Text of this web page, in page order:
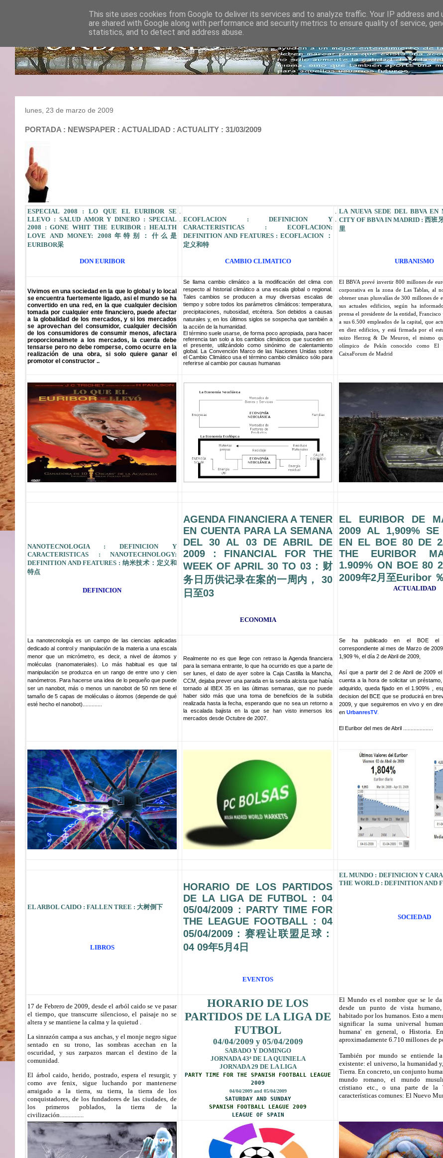
lunes, 23 de marzo de 2009
PORTADA : NEWSPAPER : ACTUALIDAD : ACTUALITY : 31/03/2009
ESPECIAL 2008 : LO QUE EL EURIBOR SE
LLEVO : SALUD AMOR Y DINERO : SPECIAL
2008 : GONE WHIT THE EURIBOR : HEALTH
LOVE AND MONEY: 2008年特别：什么是
EURIBOR采
DON EURIBOR
.
. ECOFLACION : DEFINICION Y
CARACTERISTICAS : ECOFLACION:
DEFINITION AND FEATURES : ECOFLACION ：
定义和特
CAMBIO CLIMATICO
.
.
LA NUEVA SEDE DEL BBVA EN
CITY OF BBVA IN MADRID : 西班
里
URBANISMO
Vivimos en una sociedad en la que lo global y lo local
se encuentra fuertemente ligado, asi el mundo se ha
convertido en una red, en la que cualquier decision
tomada por cualquier ente financiero, puede afectar
a la globalidad de los mercados, y si los mercados
se aprovechan del consumidor, cualquier decisión
de los consumidores de consumir menos, afectara
proporcionalmete a los mercados, la cuerda debe
tensarse pero no debe romperse, como ocurre en la
realización de una obra, si solo quiere ganar el
promotor el constructor ..
Se llama cambio climático a la modificación del clima con
respecto al historial climático a una escala global o regional.
Tales cambios se producen a muy diversas escalas de
tiempo y sobre todos los parámetros climáticos: temperatura,
precipitaciones, nubosidad, etcétera. Son debidos a causas
naturales y, en los últimos siglos se sospecha que también a
la acción de la humanidad.
El término suele usarse, de forma poco apropiada, para hacer
referencia tan solo a los cambios climáticos que suceden en
el presente, utilizándolo como sinónimo de calentamiento
global. La Convención Marco de las Naciones Unidas sobre
el Cambio Climático usa el término cambio climático sólo para
referirse al cambio por causas humanas
El BBVA prevé invertir 800 millones de
corporativa en la zona de Las Tablas, al
obtener unas plusvalías de 300 millones de
sus actuales edificios, según ha
prensa el presidente de la entidad,
a sus 6.500 empleados de la capital, que
en diez edificios, y está firmada por el
suizo Herzog & De Meuron, el mismo
olímpico de Pekín conocido como
CaixaForum de Madrid
NANOTECNOLOGIA : DEFINICION Y
CARACTERISTICAS : NANOTECHNOLOGY:
DEFINITION AND FEATURES : 纳米技术：定义和
特点
DEFINICION
AGENDA FINANCIERA A TENER
EN CUENTA PARA LA SEMANA
DEL 30 AL 03 DE ABRIL DE
2009 : FINANCIAL FOR THE
WEEK OF APRIL 30 TO 03 : 财
务日历供记录在案的一周内， 30
日至03
ECONOMIA
EL EURIBOR DE
2009 AL 1,909% SE
EN EL BOE 80 DE
THE EURIBOR
1.909% ON BOE 80
2009年2月至Euribor ％
ACTUALIDAD
La nanotecnología es un campo de las ciencias aplicadas
dedicado al control y manipulación de la materia a una escala
menor que un micrómetro, es decir, a nivel de átomos y
moléculas (nanomateriales). Lo más habitual es que tal
manipulación se produzca en un rango de entre uno y cien
nanómetros. Para hacerse una idea de lo pequeño que puede
ser un nanobot, más o menos un nanobot de 50 nm tiene el
tamaño de 5 capas de moléculas o átomos (depende de qué
esté hecho el nanobot).............
Realmente no es que llege con retraso la Agenda financiera
para la semana entrante, lo que ha ocurrido es que a parte de
ser lunes, el dato de ayer sobre la Caja Castilla la Mancha,
CCM, dejaba prever una parada en la senda alcista que había
tornado al IBEX 35 en las últimas semanas, que no puede
haber sido más que una toma de beneficios de la subida
realizada hasta la fecha, esperando que no sea un retorno a
la escalada bajista en la que se han visto inmersos los
mercados desde Octubre de 2007.
Se ha publicado en el BOE el
correspondiente al mes de Marzo de
1,909 %, el día 2 de Abril de 2009,
Así que a partir del 2 de Abril de 2009
cuenta a la hora de solicitar un
adquirido, queda fijado en el 1.909% ,
decision del BCE que se producirá en
2009, y que seguiremos en vivo y en
en UrbanresTV.
El Euribor del mes de Abril ....................
EL ARBOL CAIDO : FALLEN TREE : 大树倒下
LIBROS
HORARIO DE LOS PARTIDOS
DE LA LIGA DE FUTBOL : 04
05/04/2009 : PARTY TIME FOR
THE LEAGUE FOOTBALL : 04
05/04/2009 : 赛程让联盟足球：
04 09年5月4日
EVENTOS
EL MUNDO : DEFINICION Y
THE WORLD : DEFINITION AND
SOCIEDAD
17 de Febrero de 2009, desde el arból caido se ve pasar
el tiempo, que transcurre silencioso, el paisaje no se
altera y se mantiene la calma y la quietud .
La sinrazón campa a sus anchas, y el monje negro sigue
sentado en su trono, las sombras acechan en la
oscuridad, y sus zarpazos marcan el destino de la
comunidad.
El árbol caido, herido, postrado, espera el resurgir, y
como ave fenix, sigue luchando por mantenerse
arraigado a la tierra, su tierra, la tierra de los
conquistadores, de los fundadores de las ciudades, de
los primeros poblados, la tierra de la
civilización................
HORARIO DE LOS
PARTIDOS DE LA LIGA DE
FUTBOL
04/04/2009 y 05/04/2009
SABADO Y DOMINGO
JORNADA 43ª DE LA QUINIELA
JORNADA 29 DE LA LIGA
PARTY TIME FOR THE SPANISH FOOTBALL LEAGUE
2009
04/04/2009 and 05/04/2009
SATURDAY AND SUNDAY
SPANISH FOOTBALL LEAGUE 2009
LEAGUE OF SPAIN
El Mundo es el nombre que se le
desde un punto de vista
habitado por los humanos. Esto a
significar la suma universal
humana' en general, o Historia.
aproximadamente 6.710 millones de
También por mundo se entiende
existente: el universo, la humanidad
Tierra. En concreto, un conjunto
mundo romano, el mundo
cristiano etc., o una parte de la
características comunes: El Nuevo
This site uses cookies from Google to deliver its services and to analyze traffic. Your IP address and
are shared with Google along with performance and security metrics to ensure quality of service,
statistics, and to detect and address abuse.